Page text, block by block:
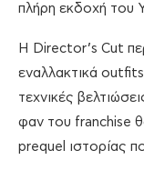
πλήρη εκδοχή του
Η Director’s Cut
εναλλακτικά
τεχνικές
φαν του franchise
prequel ιστορίας